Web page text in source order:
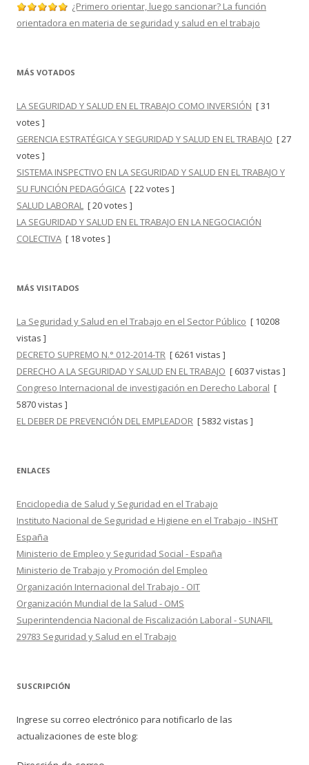
¿Primero orientar, luego sancionar? La función
orientadora en materia de seguridad y salud en el trabajo
MÁS VOTADOS
LA SEGURIDAD Y SALUD EN EL TRABAJO COMO INVERSIÓN [ 31
votes ]
GERENCIA ESTRATÉGICA Y SEGURIDAD Y SALUD EN EL TRABAJO [ 27
votes ]
SISTEMA INSPECTIVO EN LA SEGURIDAD Y SALUD EN EL TRABAJO Y
SU FUNCIÓN PEDAGÓGICA [ 22 votes ]
SALUD LABORAL [ 20 votes ]
LA SEGURIDAD Y SALUD EN EL TRABAJO EN LA NEGOCIACIÓN
COLECTIVA [ 18 votes ]
MÁS VISITADOS
La Seguridad y Salud en el Trabajo en el Sector Público [ 10208
vistas ]
DECRETO SUPREMO N.° 012-2014-TR [ 6261 vistas ]
DERECHO A LA SEGURIDAD Y SALUD EN EL TRABAJO [ 6037 vistas ]
Congreso Internacional de investigación en Derecho Laboral [
5870 vistas ]
EL DEBER DE PREVENCIÓN DEL EMPLEADOR [ 5832 vistas ]
ENLACES
Enciclopedia de Salud y Seguridad en el Trabajo
Instituto Nacional de Seguridad e Higiene en el Trabajo - INSHT
España
Ministerio de Empleo y Seguridad Social - España
Ministerio de Trabajo y Promoción del Empleo
Organización Internacional del Trabajo - OIT
Organización Mundial de la Salud - OMS
Superintendencia Nacional de Fiscalización Laboral - SUNAFIL
29783 Seguridad y Salud en el Trabajo
SUSCRIPCIÓN
Ingrese su correo electrónico para notificarlo de las
actualizaciones de este blog: